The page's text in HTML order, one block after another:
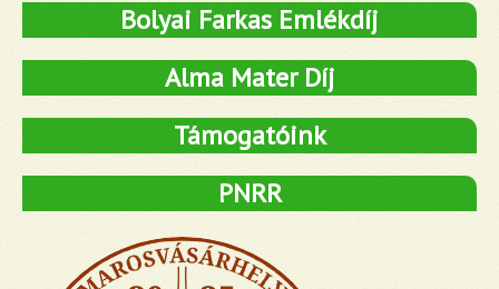
Bolyai Farkas Emlékdíj
Alma Mater Díj
Támogatóink
PNRR